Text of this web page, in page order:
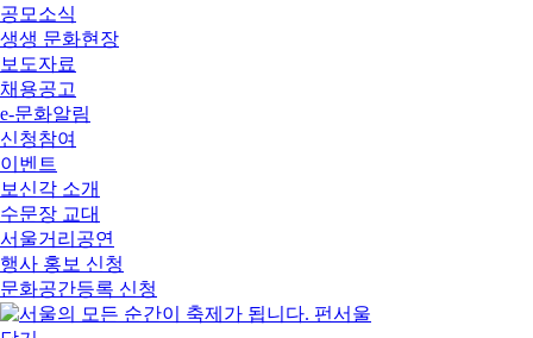
공모소식
생생 문화현장
보도자료
채용공고
e-문화알림
신청참여
이벤트
보신각 소개
수문장 교대
서울거리공연
행사 홍보 신청
문화공간등록 신청